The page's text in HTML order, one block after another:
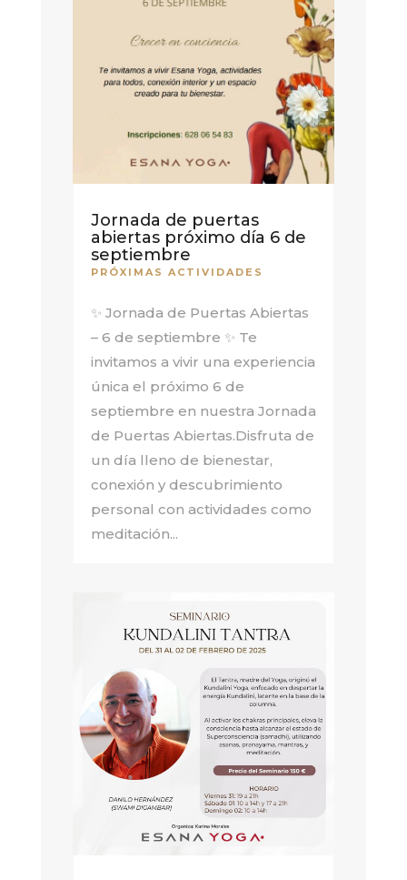
Jornada de puertas
abiertas próximo día 6 de
septiembre
PRÓXIMAS ACTIVIDADES
✨ Jornada de Puertas Abiertas
– 6 de septiembre ✨ Te
invitamos a vivir una experiencia
única el próximo 6 de
septiembre en nuestra Jornada
de Puertas Abiertas.Disfruta de
un día lleno de bienestar,
conexión y descubrimiento
personal con actividades como
meditación...